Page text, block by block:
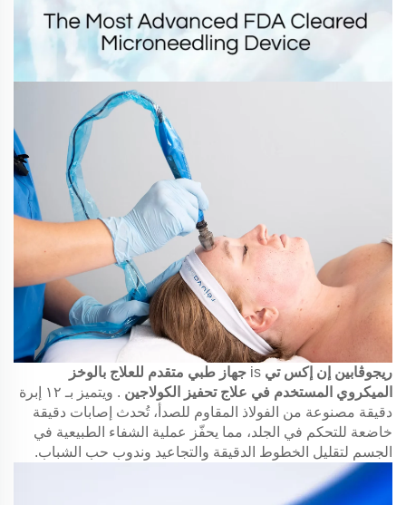
ريجوڤابين إن إكس تي is جهاز طبي متقدم للعلاج بالوخز
الميكروي المستخدم في علاج تحفيز الكولاجين
. ويتميز بـ ١٢ إبرة
دقيقة مصنوعة من الفولاذ المقاوم للصدأ، تُحدث إصابات دقيقة
خاضعة للتحكم في الجلد، مما يحفّز عملية الشفاء الطبيعية في
الجسم لتقليل الخطوط الدقيقة والتجاعيد وندوب حب الشباب.